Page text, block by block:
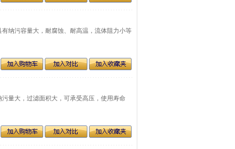
纳污容量大，耐腐蚀、耐高温，流体阻力小等
量大，过滤面积大，可承受高压，使用寿命